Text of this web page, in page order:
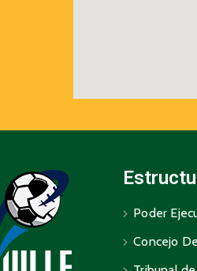
Poder
Concejo